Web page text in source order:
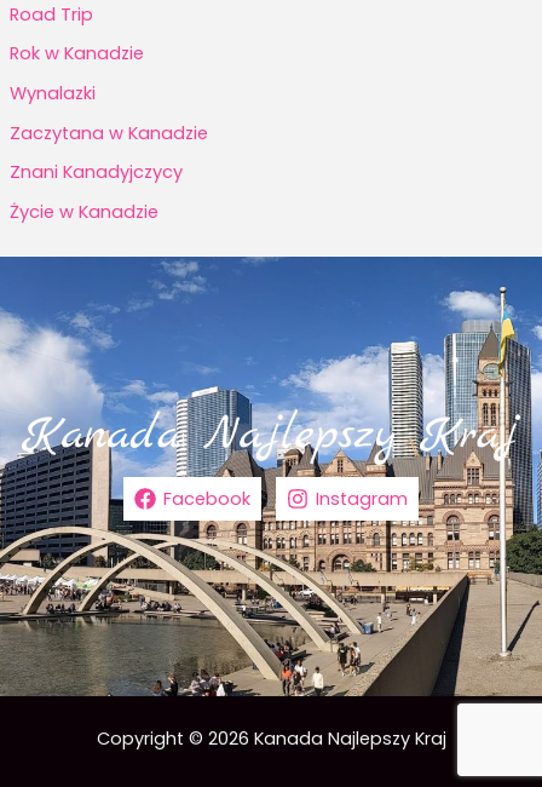
Road Trip
Rok w Kanadzie
Wynalazki
Zaczytana w Kanadzie
Znani Kanadyjczycy
Życie w Kanadzie
Facebook Instagram
Copyright © 2026 Kanada Najlepszy Kraj